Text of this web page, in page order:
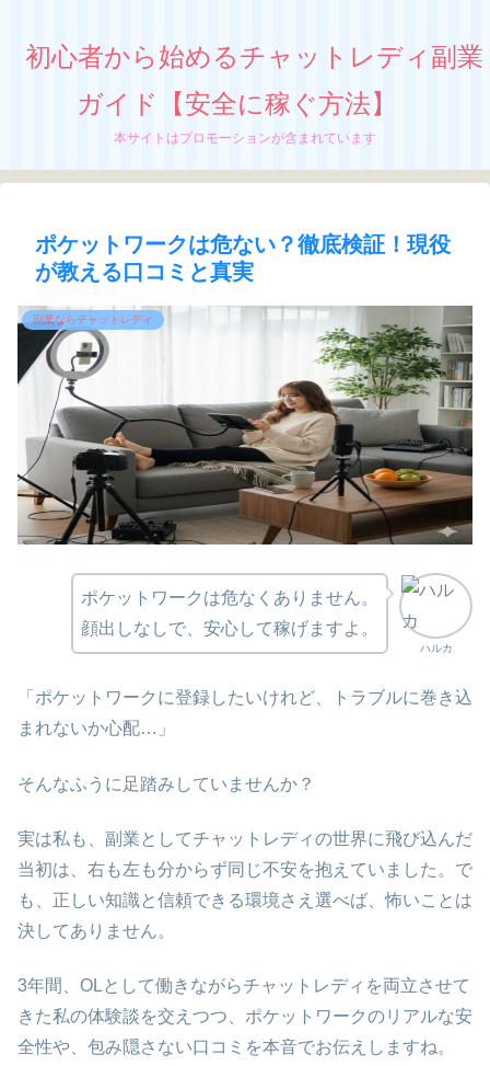
初心者から始めるチャットレディ副業
ガイド【安全に稼ぐ方法】
本サイトはプロモーションが含まれています
ポケットワークは危ない？徹底検証！現役
が教える口コミと真実
副業ならチャットレディ
ハルカ
ポケットワークは危なくありません。
顔出しなしで、安心して稼げますよ。
「ポケットワークに登録したいけれど、トラブルに巻き込
まれないか心配…」
そんなふうに足踏みしていませんか？
実は私も、副業としてチャットレディの世界に飛び込んだ
当初は、右も左も分からず同じ不安を抱えていました。で
も、正しい知識と信頼できる環境さえ選べば、怖いことは
決してありません。
3年間、OLとして働きながらチャットレディを両立させて
きた私の体験談を交えつつ、ポケットワークのリアルな安
全性や、包み隠さない口コミを本音でお伝えしますね。